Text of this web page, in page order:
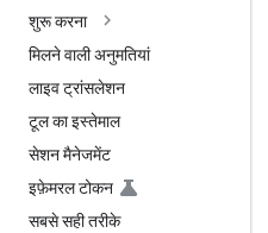
शुरू करना
मिलने वाली अनुमतियां
लाइव ट्रांसलेशन
टूल का इस्तेमाल
सेशन मैनेजमेंट
इफ़ेमरल टोकन
सबसे सही तरीके